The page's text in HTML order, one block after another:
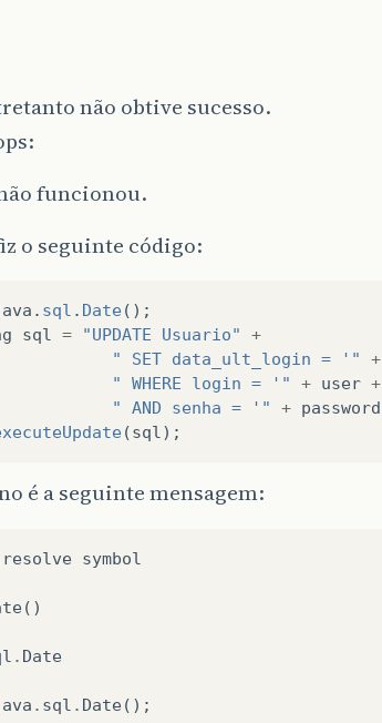
não obtive sucesso.
funcionou.
o seguinte código:
. sql . Date();
sql = "UPDATE Usuario"
+
" SET data_ult_login = '"
+
" WHERE login = '"
+ user +
" AND senha = '"
+ password
(sql);
é a seguinte mensagem:
resolve symbol
()
. Date
. sql . Date();